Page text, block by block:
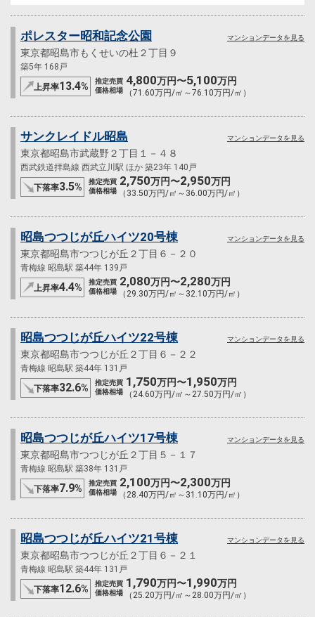
ポレスター昭和記念公園
東京都昭島市もくせいの杜２丁目９
築5年 168戸
上昇率13.4%
推定売買
価格相場
4,800万円〜5,100万円
（71.60万円/㎡～76.10万円/㎡）
マンションデータを見る
サンクレイドル昭島
東京都昭島市武蔵野２丁目１－４８
西武鉄道拝島線 西武立川駅 ほか 築23年 140戸
下落率3.5%
推定売買
価格相場
2,750万円〜2,950万円
（33.50万円/㎡～36.00万円/㎡）
マンションデータを見る
昭島つつじが丘ハイツ20号棟
東京都昭島市つつじが丘２丁目６－２０
青梅線 昭島駅 築44年 139戸
上昇率4.4%
推定売買
価格相場
2,080万円〜2,280万円
（29.30万円/㎡～32.10万円/㎡）
マンションデータを見る
昭島つつじが丘ハイツ22号棟
東京都昭島市つつじが丘２丁目６－２２
青梅線 昭島駅 築44年 131戸
下落率32.6%
推定売買
価格相場
1,750万円〜1,950万円
（24.60万円/㎡～27.50万円/㎡）
マンションデータを見る
昭島つつじが丘ハイツ17号棟
東京都昭島市つつじが丘２丁目５－１７
青梅線 昭島駅 築38年 131戸
下落率7.9%
推定売買
価格相場
2,100万円〜2,300万円
（28.40万円/㎡～31.10万円/㎡）
マンションデータを見る
昭島つつじが丘ハイツ21号棟
東京都昭島市つつじが丘２丁目６－２１
青梅線 昭島駅 築44年 131戸
下落率12.6%
推定売買
価格相場
1,790万円〜1,990万円
（25.20万円/㎡～28.00万円/㎡）
マンションデータを見る